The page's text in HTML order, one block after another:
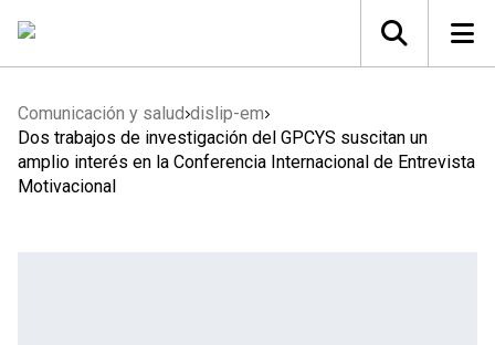
Comunicación y salud dislip-em
Dos trabajos de investigación del GPCYS suscitan un
amplio interés en la Conferencia Internacional de Entrevista
Motivacional